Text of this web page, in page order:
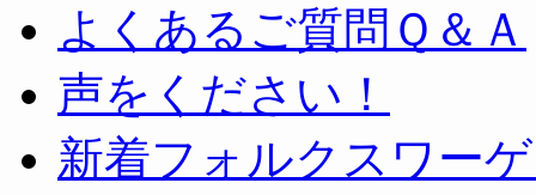
よくあるご質問Ｑ＆Ａ
声をください！
新着フォルクスワー